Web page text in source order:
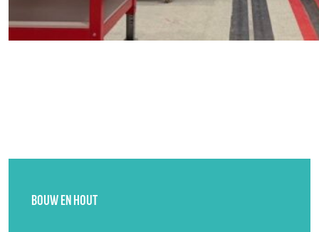
BOUW EN HOUT